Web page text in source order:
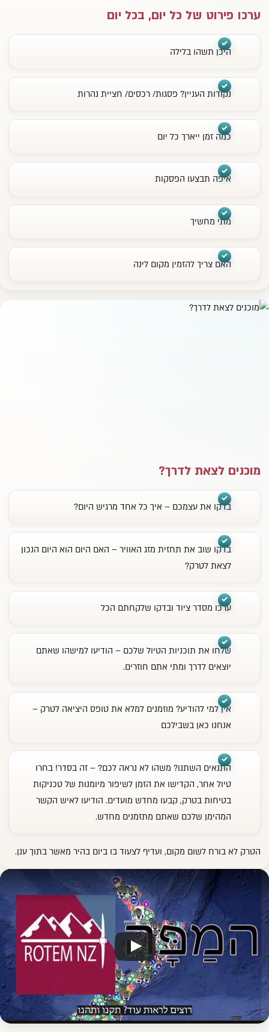
ערכו פירוט של כל יום, בכל יום
היכן תשהו בלילה
נקודות העניין? פסגות/ רכסים/ חציית נהרות
כמה זמן ייארך כל יום
איפה תבצעו הפסקות
מתי מחשיך
האם צריך להזמין מקום לינה
מוכנים לצאת לדרך?
בדקו את עצמכם – איך כל אחד מרגיש היום?
בדקו שוב את תחזית מזג האוויר – האם היום הוא היום הנכון
לצאת לטרק?
ערכו מסדר ציוד ובדקו שלקחתם הכל
שלחו את תוכניות הטיול שלכם – הודיעו למישהו שאתם
יוצאים לדרך ומתי אתם חוזרים.
אין למי להודיע? מוזמנים למלא אתטופס היציאה לטרק –
אנחנו כאן בשבילכם
התנאים השתנו? משהו לא נראה לכם? – זה בסדר! בחרו
טיול אחר, הקדישו את הזמן לשיפור מיומנות של טכניקות
בטיחות בטרק, קבעו מחדש מועדים. הודיעו לאיש הקשר
המהימן שלכם שאתם מתזמנים מחדש.
הטרק לא בורח לשום מקום, ועדיף לצעוד בו ביום בהיר מאשר בתוך ענן.